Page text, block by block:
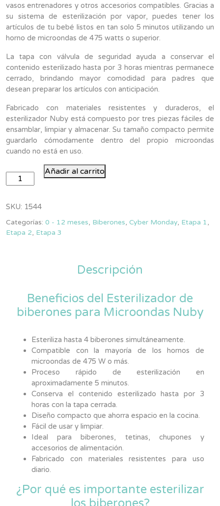
vasos entrenadores y otros accesorios compatibles. Gracias a
su sistema de esterilización por vapor, puedes tener los
artículos de tu bebé listos en tan solo 5 minutos utilizando un
horno de microondas de 475 watts o superior.
La tapa con válvula de seguridad ayuda a conservar el
contenido esterilizado hasta por 3 horas mientras permanece
cerrado, brindando mayor comodidad para padres que
desean preparar los artículos con anticipación.
Fabricado con materiales resistentes y duraderos, el
esterilizador Nuby está compuesto por tres piezas fáciles de
ensamblar, limpiar y almacenar. Su tamaño compacto permite
guardarlo cómodamente dentro del propio microondas
cuando no está en uso.
Esterilizador
para
cantidad
Añadir al carrito
SKU: 1544
Categorías: 0 - 12 meses, Biberones, Cyber Monday, Etapa 1,
Etapa 2, Etapa 3
Descripción
Beneficios del Esterilizador de
biberones para Microondas Nuby
Esteriliza hasta 4 biberones simultáneamente.
Compatible con la mayoría de los hornos de
microondas de 475 W o más.
Proceso rápido de esterilización en
aproximadamente 5 minutos.
Conserva el contenido esterilizado hasta por 3
horas con la tapa cerrada.
Diseño compacto que ahorra espacio en la cocina.
Fácil de usar y limpiar.
Ideal para biberones, tetinas, chupones y
accesorios de alimentación.
Fabricado con materiales resistentes para uso
diario.
¿Por qué es importante esterilizar